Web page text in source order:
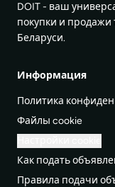
DOIT - ваш
покупки и продажи
Беларуси.
Информация
Политика
Файлы cookie
Как подать
Правила подачи